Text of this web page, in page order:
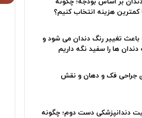
کمترین هزینه انتخاب کنیم؟
باعث تغییر رنگ دندان می شود و
ها را سفید نگه داریم
جراحی فک و دهان و نقش
دندانپزشکی دست دوم؛ چگونه